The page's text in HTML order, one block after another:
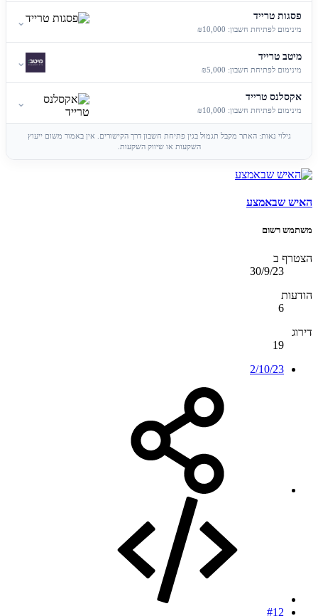
פסגות טרייד
מינימום לפתיחת חשבון: ₪10,000
⌄
מיטב טרייד
מינימום לפתיחת חשבון: ₪5,000
⌄
אקסלנס טרייד
מינימום לפתיחת חשבון: ₪10,000
⌄
גילוי נאות: האתר מקבל תגמול בגין פתיחת חשבון דרך הקישורים. אין באמור משום ייעוץ
השקעות או שיווק השקעות.
האיש שבאמצע
משתמש רשום
הצטרף ב
30/9/23
הודעות
6
דירוג
19
2/10/23
#12